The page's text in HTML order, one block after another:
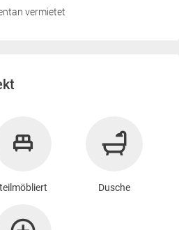
vermietet
teilmöbliert Dusche